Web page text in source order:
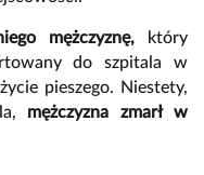
mężczyznę,który
do szpitala w
pieszego. Niestety,
mężczyzna zmarł w